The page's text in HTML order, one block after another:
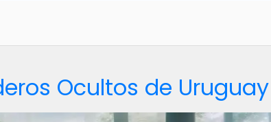
Ocultos de Uruguay